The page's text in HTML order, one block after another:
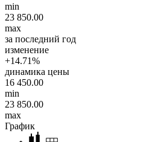
min
23 850.00
max
за последний год
изменение
+14.71%
динамика цены
16 450.00
min
23 850.00
max
График